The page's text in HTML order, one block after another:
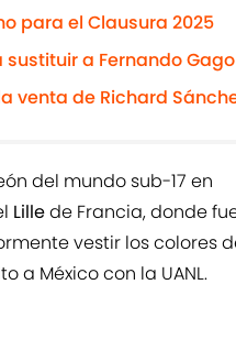
para el Clausura 2025
a Fernando Gago
venta de Richard
del mundo sub-17 en
Lillede Francia, donde
vestir los colores
a México con la UANL.